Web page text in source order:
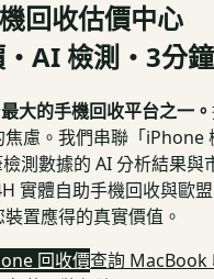
回收估價中心
AI 檢測・3分
大的手機回收平台之一。
焦慮。我們串聯「iPhone
測數據的 AI 分析結果與
實體自助手機回收與歐
置應得的真實價值。
回收價查詢 MacBook